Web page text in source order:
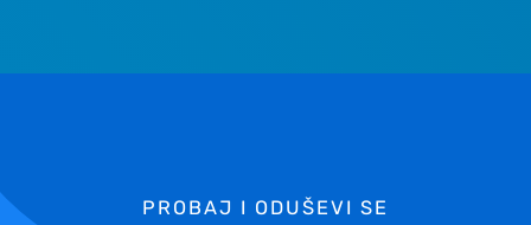
PROBAJ I ODUŠEVI SE